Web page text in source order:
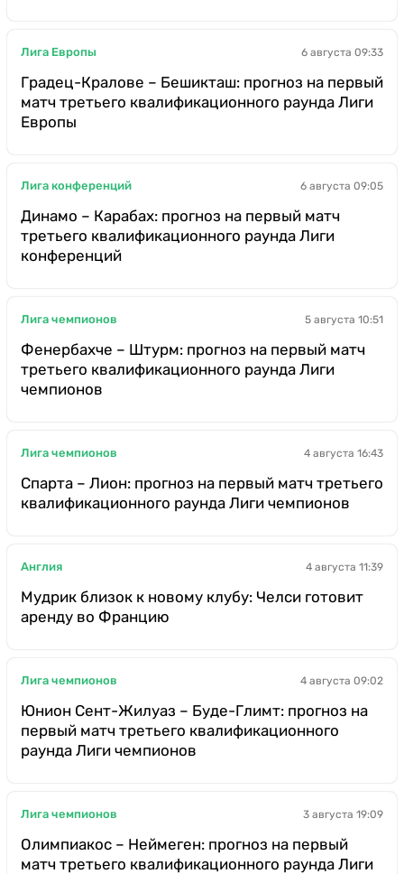
Лига Европы 6 августа 09:33
Градец-Кралове – Бешикташ: прогноз на первый
матч третьего квалификационного раунда Лиги
Европы
Лига конференций 6 августа 09:05
Динамо – Карабах: прогноз на первый матч
третьего квалификационного раунда Лиги
конференций
Лига чемпионов 5 августа 10:51
Фенербахче – Штурм: прогноз на первый матч
третьего квалификационного раунда Лиги
чемпионов
Лига чемпионов 4 августа 16:43
Спарта – Лион: прогноз на первый матч третьего
квалификационного раунда Лиги чемпионов
Англия 4 августа 11:39
Мудрик близок к новому клубу: Челси готовит
аренду во Францию
Лига чемпионов 4 августа 09:02
Юнион Сент-Жилуаз – Буде-Глимт: прогноз на
первый матч третьего квалификационного
раунда Лиги чемпионов
Лига чемпионов 3 августа 19:09
Олимпиакос – Неймеген: прогноз на первый
матч третьего квалификационного раунда Лиги